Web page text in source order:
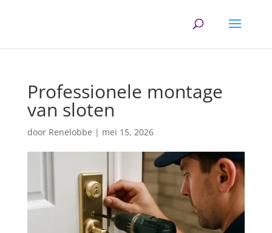
Professionele montage
van sloten
door Renelobbe | mei 15, 2026